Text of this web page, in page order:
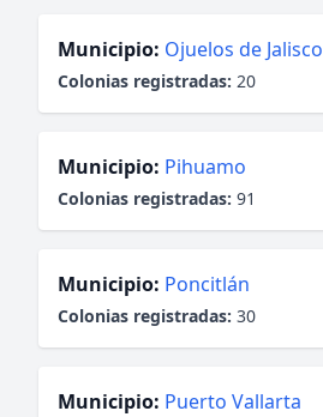
Municipio: Ojuelos de Jalisco
Colonias registradas: 20
Municipio: Pihuamo
Colonias registradas: 91
Municipio: Poncitlán
Colonias registradas: 30
Municipio: Puerto Vallarta